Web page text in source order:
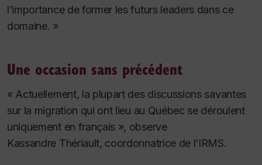
l’importance de former les futurs leaders dans ce
domaine. »
Une occasion sans précédent
« Actuellement, la plupart des discussions savantes
sur la migration qui ont lieu au Québec se déroulent
uniquement en français », observe
Kassandre Thériault, coordonnatrice de l’IRMS.